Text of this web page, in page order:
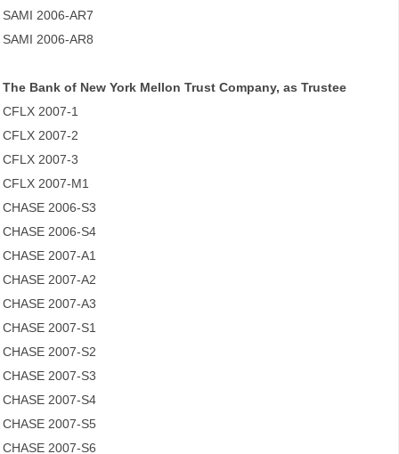
SAMI 2006-AR7
SAMI 2006-AR8
The Bank of New York Mellon Trust Company, as Trustee
CFLX 2007-1
CFLX 2007-2
CFLX 2007-3
CFLX 2007-M1
CHASE 2006-S3
CHASE 2006-S4
CHASE 2007-A1
CHASE 2007-A2
CHASE 2007-A3
CHASE 2007-S1
CHASE 2007-S2
CHASE 2007-S3
CHASE 2007-S4
CHASE 2007-S5
CHASE 2007-S6